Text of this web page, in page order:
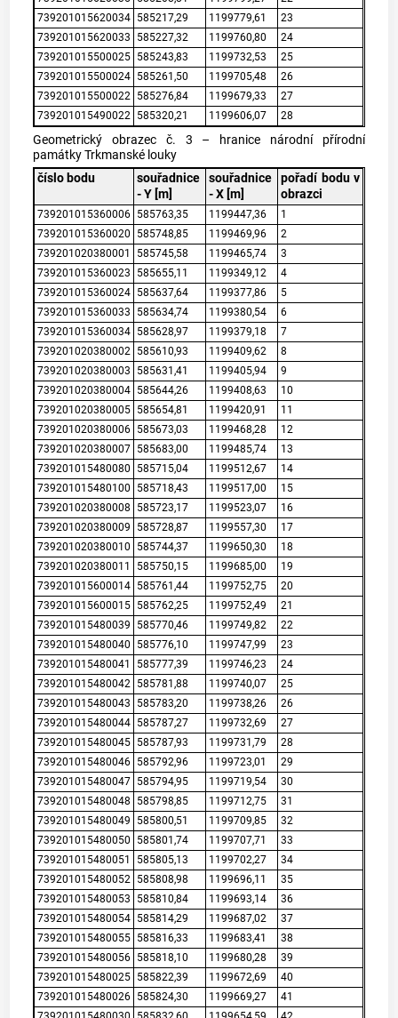
739201015620034 585217,29 1199779,61
23
739201015620033
585227,32 1199760,80
24
739201015500025 585243,83 1199732,53
25
739201015500024 585261,50 1199705,48
26
739201015500022 585276,84 1199679,33
27
739201015490022 585320,21 1199606,07 28
Geometrický obrazec č. 3 – hranice národní přírodní
památky Trkmanské louky
číslo bodu
souřadnice
- Y [m]
souřadnice
- X [m]
pořadí bodu v
obrazci
739201015360006 585763,35 1199447,36
1
739201015360020
585748,85 1199469,96
2
739201020380001
585745,58 1199465,74
3
739201015360023
585655,11 1199349,12
4
739201015360024 585637,64 1199377,86
5
739201015360033
585634,74 1199380,54
6
739201015360034 585628,97 1199379,18
7
739201020380002 585610,93 1199409,62
8
739201020380003
585631,41 1199405,94
9
739201020380004 585644,26 1199408,63
10
739201020380005 585654,81 1199420,91
11
739201020380006 585673,03 1199468,28
12
739201020380007 585683,00 1199485,74
13
739201015480080
585715,04 1199512,67
14
739201015480100
585718,43 1199517,00
15
739201020380008
585723,17 1199523,07
16
739201020380009
585728,87 1199557,30
17
739201020380010
585744,37 1199650,30
18
739201020380011
585750,15 1199685,00
19
739201015600014 585761,44 1199752,75
20
739201015600015 585762,25 1199752,49
21
739201015480039
585770,46 1199749,82
22
739201015480040
585776,10 1199747,99
23
739201015480041
585777,39 1199746,23
24
739201015480042 585781,88 1199740,07
25
739201015480043
585783,20 1199738,26
26
739201015480044 585787,27 1199732,69
27
739201015480045 585787,93 1199731,79
28
739201015480046 585792,96 1199723,01
29
739201015480047 585794,95 1199719,54
30
739201015480048
585798,85 1199712,75
31
739201015480049
585800,51 1199709,85
32
739201015480050
585801,74 1199707,71
33
739201015480051
585805,13 1199702,27
34
739201015480052 585808,98 1199696,11
35
739201015480053
585810,84 1199693,14
36
739201015480054 585814,29 1199687,02
37
739201015480055 585816,33 1199683,41
38
739201015480056 585818,10 1199680,28
39
739201015480025 585822,39 1199672,69
40
739201015480026 585824,30 1199669,27
41